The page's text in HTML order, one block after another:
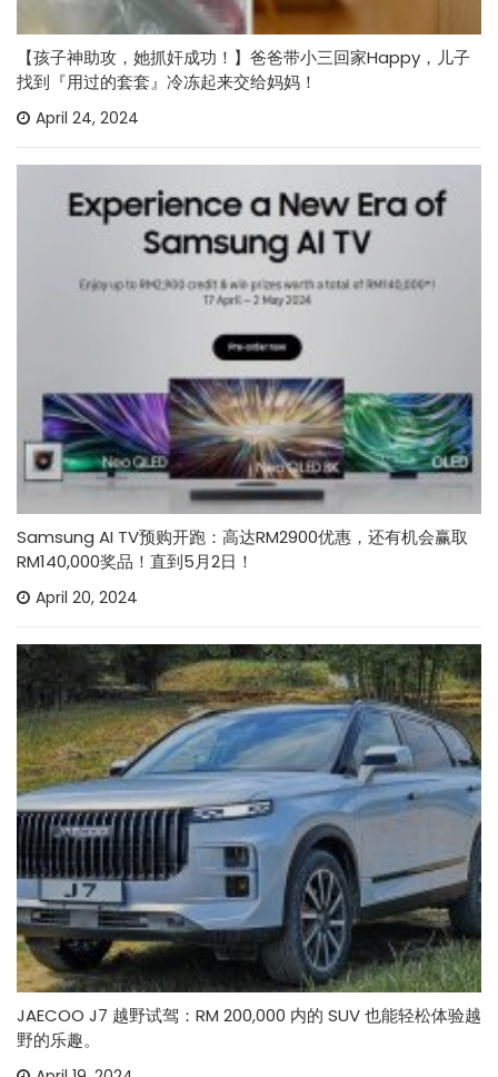
【孩子神助攻，她抓奸成功！】爸爸带小三回家Happy，儿子
找到『用过的套套』冷冻起来交给妈妈！
April 24, 2024
Samsung AI TV预购开跑：高达RM2900优惠，还有机会赢取
RM140,000奖品！直到5月2日！
April 20, 2024
JAECOO J7 越野试驾：RM 200,000 内的 SUV 也能轻松体验越
野的乐趣。